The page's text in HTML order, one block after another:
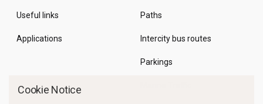
Useful links
Applications
Paths
Intercity bus routes
Parkings
Cookie Notice